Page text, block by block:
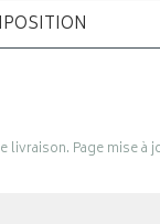
Page mise à